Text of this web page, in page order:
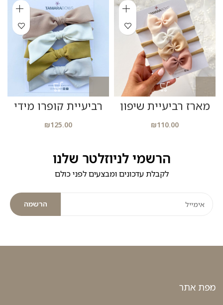
מארז רביעיית שיפון
₪110.00
רביעיית קופרו מידי
₪125.00
הרשמי לניוזלטר שלנו
לקבלת עדכונים ומבצעים לפני כולם
הרשמה
מפת אתר